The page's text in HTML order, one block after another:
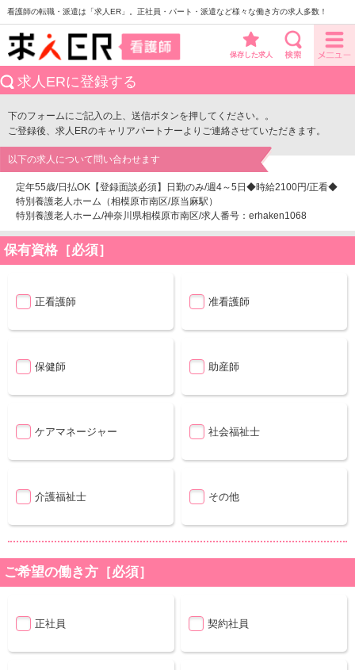
看護師の転職・派遣は「求人ER」。正社員・パート・派遣など様々な働き方の求人多数！
保存した求人
求人ERに登録する
下のフォームにご記入の上、送信ボタンを押してください。。
ご登録後、求人ERのキャリアパートナーよりご連絡させていただきます。
以下の求人について問い合わせます
定年55歳/日払OK【登録面談必須】日勤のみ/週4～5日◆時給2100円/正看◆
特別養護老人ホーム（相模原市南区/原当麻駅）
特別養護老人ホーム/神奈川県相模原市南区/求人番号：erhaken1068
保有資格［必須］
正看護師 准看護師
保健師 助産師
ケアマネージャー 社会福祉士
介護福祉士 その他
ご希望の働き方［必須］
正社員 契約社員